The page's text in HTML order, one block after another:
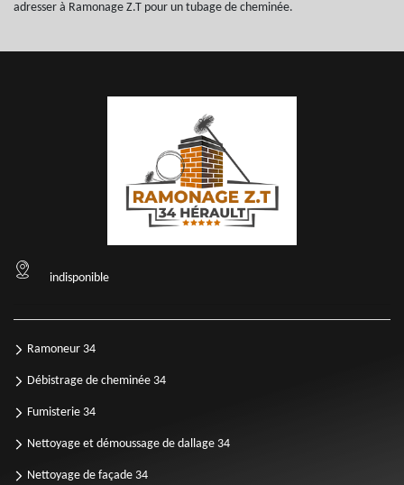
adresser à Ramonage Z.T pour un tubage de cheminée.
indisponible
Ramoneur 34
Débistrage de cheminée 34
Fumisterie 34
Nettoyage et démoussage de dallage 34
Nettoyage de façade 34